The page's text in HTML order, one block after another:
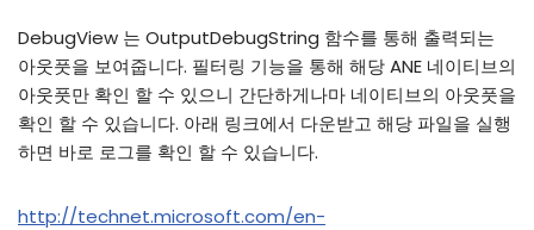
DebugView 는 OutputDebugString 함수를 통해 출력되는
아웃풋을 보여줍니다. 필터링 기능을 통해 해당 ANE 네이티브의
아웃풋만 확인 할 수 있으니 간단하게나마 네이티브의 아웃풋을
확인 할 수 있습니다. 아래 링크에서 다운받고 해당 파일을 실행
하면 바로 로그를 확인 할 수 있습니다.
http://technet.microsoft.com/en-